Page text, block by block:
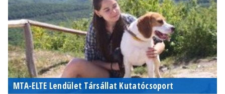
MTA-ELTE Lendület Társállat Kutatócsoport